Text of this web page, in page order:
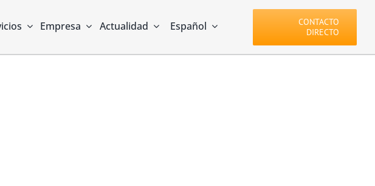
Empresa Actualidad Español
CONTACTO
DIRECTO